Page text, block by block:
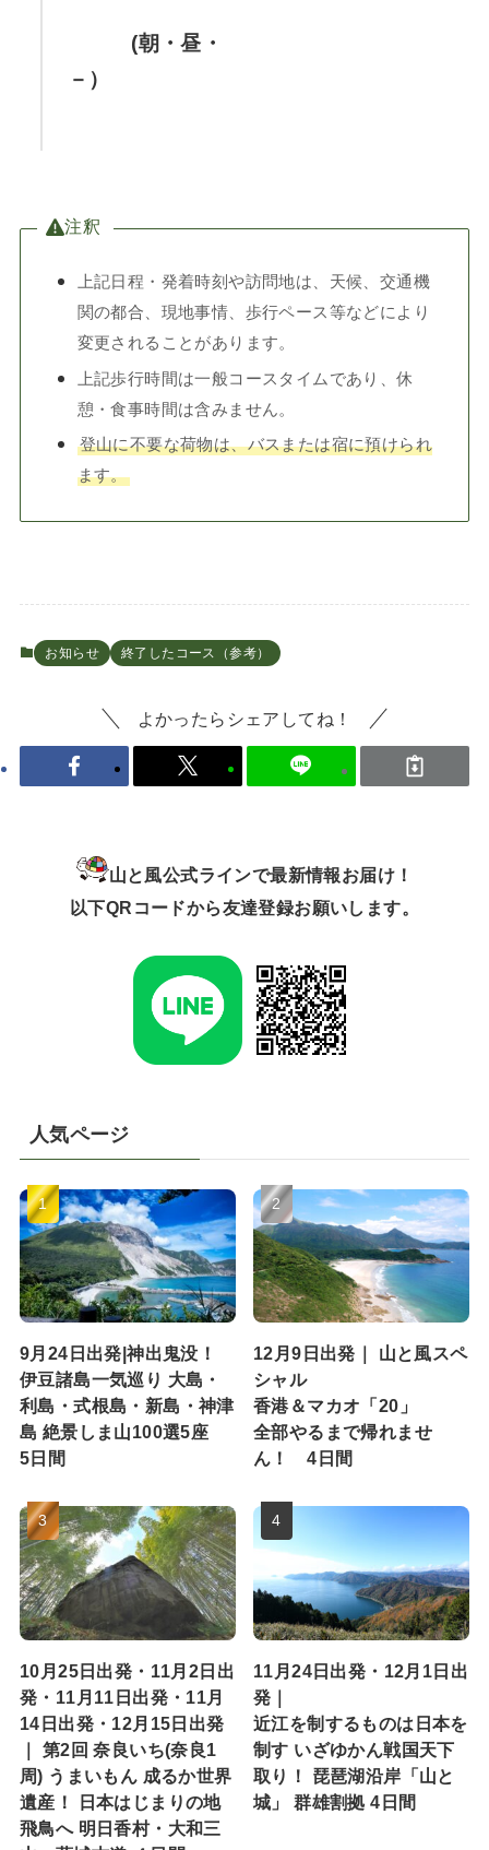
(朝・昼・
－）
注釈
上記日程・発着時刻や訪問地は、天候、交通機
関の都合、現地事情、歩行ペース等などにより
変更されることがあります。
上記歩行時間は一般コースタイムであり、休
憩・食事時間は含みません。
登山に不要な荷物は、バスまたは宿に預けられ
ます。
お知らせ 終了したコース（参考）
よかったらシェアしてね！
山と風公式ラインで最新情報お届け！
以下QRコードから友達登録お願いします。
人気ページ
9月24日出発|神出鬼没！
伊豆諸島一気巡り 大島・
利島・式根島・新島・神津
島 絶景しま山100選5座
5日間
12月9日出発｜ 山と風スペ
シャル
香港＆マカオ「20」
全部やるまで帰れませ
ん！ 4日間
10月25日出発・11月2日出
発・11月11日出発・11月
14日出発・12月15日出発
｜ 第2回 奈良いち(奈良1
周) うまいもん 成るか世界
遺産！ 日本はじまりの地
飛鳥へ 明日香村・大和三
11月24日出発・12月1日出
発｜
近江を制するものは日本を
制す いざゆかん戦国天下
取り！ 琵琶湖沿岸「山と
城」 群雄割拠 4日間